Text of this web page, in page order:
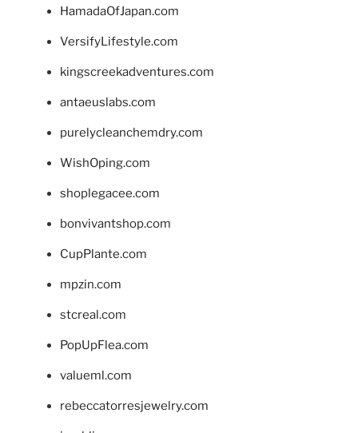
HamadaOfJapan.com
VersifyLifestyle.com
kingscreekadventures.com
antaeuslabs.com
purelycleanchemdry.com
WishOping.com
shoplegacee.com
bonvivantshop.com
CupPlante.com
mpzin.com
stcreal.com
PopUpFlea.com
valueml.com
rebeccatorresjewelry.com